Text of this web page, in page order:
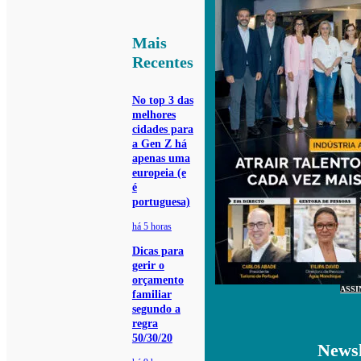
Mais
Recentes
No top 3 das
melhores
cidades para
a Gen Z há
apenas uma
europeia (e
é
portuguesa)
há 5 horas
Dicas para
gerir o
orçamento
familiar
segundo a
regra
50/30/20